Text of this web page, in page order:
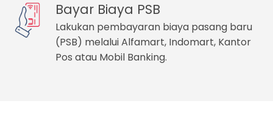
Bayar Biaya PSB
Lakukan pembayaran biaya pasang baru
(PSB) melalui Alfamart, Indomart, Kantor
Pos atau Mobil Banking.